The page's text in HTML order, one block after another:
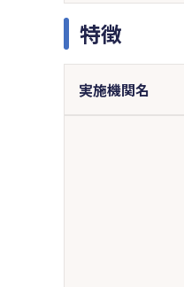
特徴
実施機関名